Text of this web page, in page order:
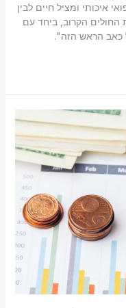
איכותי ומציל חיים לבין
החולים הקרוב, ביחד עם
הראש הזה".